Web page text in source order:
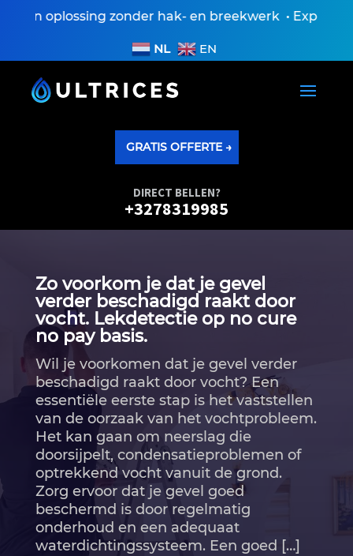
oplossing zonder hak- en breekwerk •
NL EN
GRATIS OFFERTE →
DIRECT BELLEN?
+3278319985
Zo voorkom je dat je gevel
verder beschadigd raakt door
vocht.​ Lekdetectie op no cure
no pay basis.
Wil je voorkomen dat je gevel verder
beschadigd raakt door vocht? Een
essentiële eerste stap is het vaststellen
van de oorzaak van het vochtprobleem.​
Het kan gaan om neerslag die
doorsijpelt, condensatieproblemen of
optrekkend vocht vanuit de grond.​
Zorg ervoor dat je gevel goed
beschermd is door regelmatig
onderhoud en een adequaat
waterdichtingssysteem.​ Een goed […]